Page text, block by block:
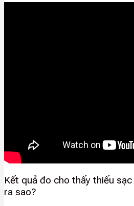
Kết quả đo cho thấy thiếu
ra sao?